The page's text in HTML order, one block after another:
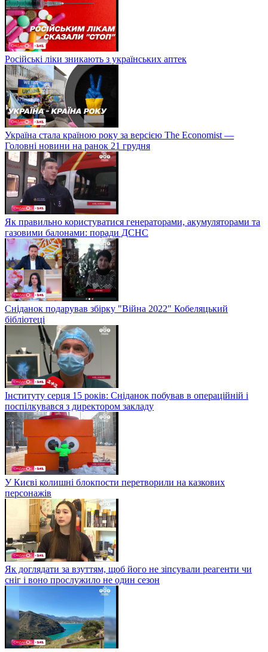
Російські ліки зникають з українських аптек
Україна стала країною року за версією The Economist —
Головні новини на ранок 21 грудня
Як правильно користуватися генераторами, акумуляторами та
газовими балонами: поради ДСНС
Сніданок подарував збірку "Війна 2022" Кобеляцький
бібліотеці
Інституту серця 15 років: Сніданок побував в операційній і
поспілкувався з директором закладу
У Києві колишні блокпости перетворили на казкових
персонажів
Як доглядати за взуттям, щоб його не зіпсували реагенти чи
сніг і воно прослужило не один сезон